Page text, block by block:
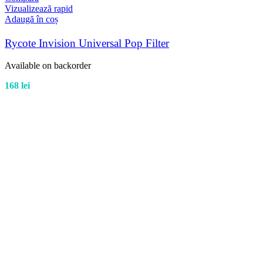
Vizualizează rapid
Adaugă în coș
Rycote Invision Universal Pop Filter
Available on backorder
168 lei